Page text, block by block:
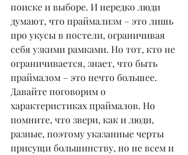
поиске и выборе. И нередко люди
думают, что праймализм – это лишь
про укусы в постели, ограничивая
себя узкими рамками. Но тот, кто не
ограничивается, знает, что быть
праймалом – это нечто большее.
Давайте поговорим о
характеристиках праймалов. Но
помните, что звери, как и люди,
разные, поэтому указанные черты
присущи большинству, но не всем и